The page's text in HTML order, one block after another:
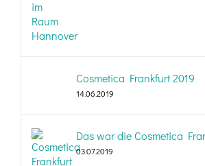
Cosmetica Frankfurt 2019
14.06.2019
Das war die Cosmetica
03.07.2019